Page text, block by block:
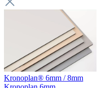
Kronoplan® 6mm / 8mm